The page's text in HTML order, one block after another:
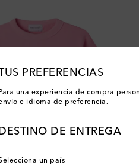
PREFERENCIAS
Para una experiencia de compra
e idioma de preferencia.
DESTINO DE ENTREGA
un país